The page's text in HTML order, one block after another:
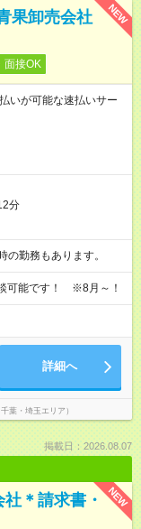
NEW
果卸売会社
面接OK
いが可能な速払いサー
分
勤務もあります。
可能です！ ※8月～！
詳細へ
葉・埼玉エリア）
掲載日：2026.08.07
NEW
＊請求書・